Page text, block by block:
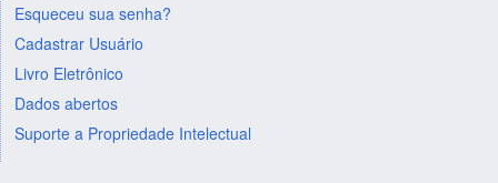
Esqueceu sua senha?
Cadastrar Usuário
Livro Eletrônico
Dados abertos
Suporte a Propriedade Intelectual